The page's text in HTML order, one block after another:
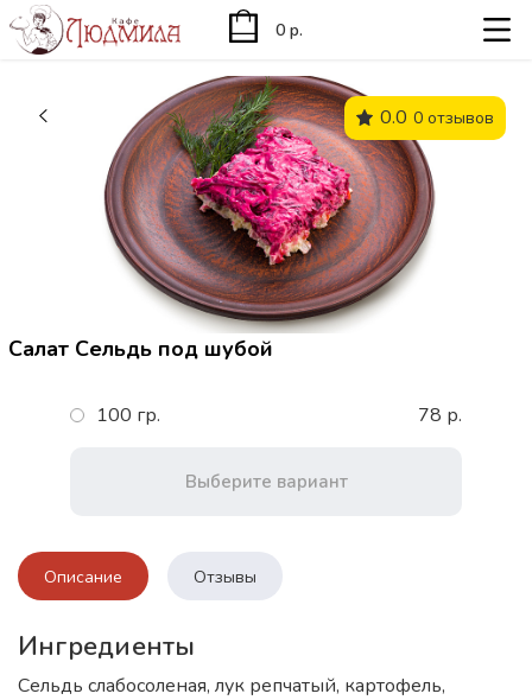
0.0 0 отзывов
Салат Сельдь под шубой
100 гр. 78 р.
Выберите вариант
Описание Отзывы
Ингредиенты
Сельдь слабосоленая, лук репчатый, картофель,
0 р.